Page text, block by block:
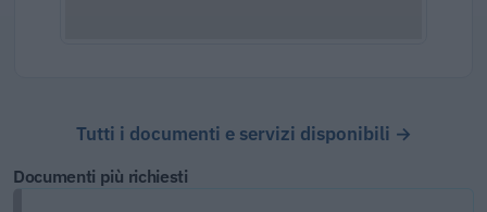
Tutti i documenti e servizi disponibili →
Documenti più richiesti